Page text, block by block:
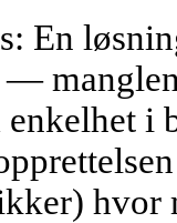
En
enkelhet
hvor